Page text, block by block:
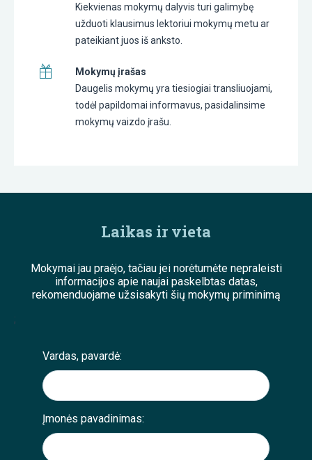
Kiekvienas mokymų dalyvis turi galimybę
užduoti klausimus lektoriui mokymų metu ar
pateikiant juos iš anksto.
Mokymų įrašas
Daugelis mokymų yra tiesiogiai transliuojami,
todėl papildomai informavus, pasidalinsime
mokymų vaizdo įrašu.
Laikas ir vieta
Mokymai jau praėjo, tačiau jei norėtumėte nepraleisti
informacijos apie naujai paskelbtas datas,
rekomenduojame užsisakyti šių mokymų priminimą
;
Vardas, pavardė:
Įmonės pavadinimas: